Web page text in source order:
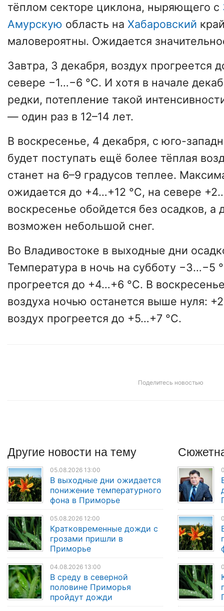
тёплом секторе циклона, ныряющего с
Амурскую область на Хабаровский
маловероятны. Ожидается
Завтра, 3 декабря, воздух прогреется
севере −1…−6 °C. И хотя в начале
редки, потепление такой
— один раз в 12–14 лет.
В воскресенье, 4 декабря, с юго-
будет поступать ещё более тёплая
станет на 6–9 градусов теплее.
ожидается до +4…+12 °С, на севере
воскресенье обойдется без осадков, а
возможен небольшой снег.
Во Владивостоке в выходные дни
Температура в ночь на субботу −3…−5
прогреется до +4…+6 °C. В
воздуха ночью останется выше нуля:
воздух прогреется до +5…+7 °C.
Поделитесь новостью
Другие новости на тему
05.08.2026 13:00
В выходные дни ожидается
понижение температурного
фона в Приморье
05.08.2026 12:00
Кратковременные дожди с
грозами пришли в
Приморье
04.08.2026 13:00
В среду в северной
половине Приморья
пройдут дожди